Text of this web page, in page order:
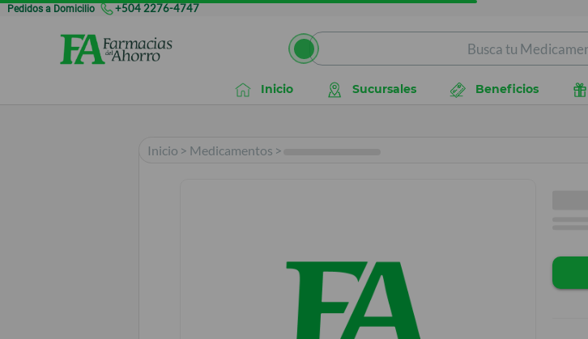
Pedidos a Domicilio +504 2276-4747
Inicio Sucursales Beneficios
Inicio > Medicamentos >